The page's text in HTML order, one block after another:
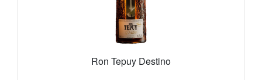
Ron Tepuy Destino